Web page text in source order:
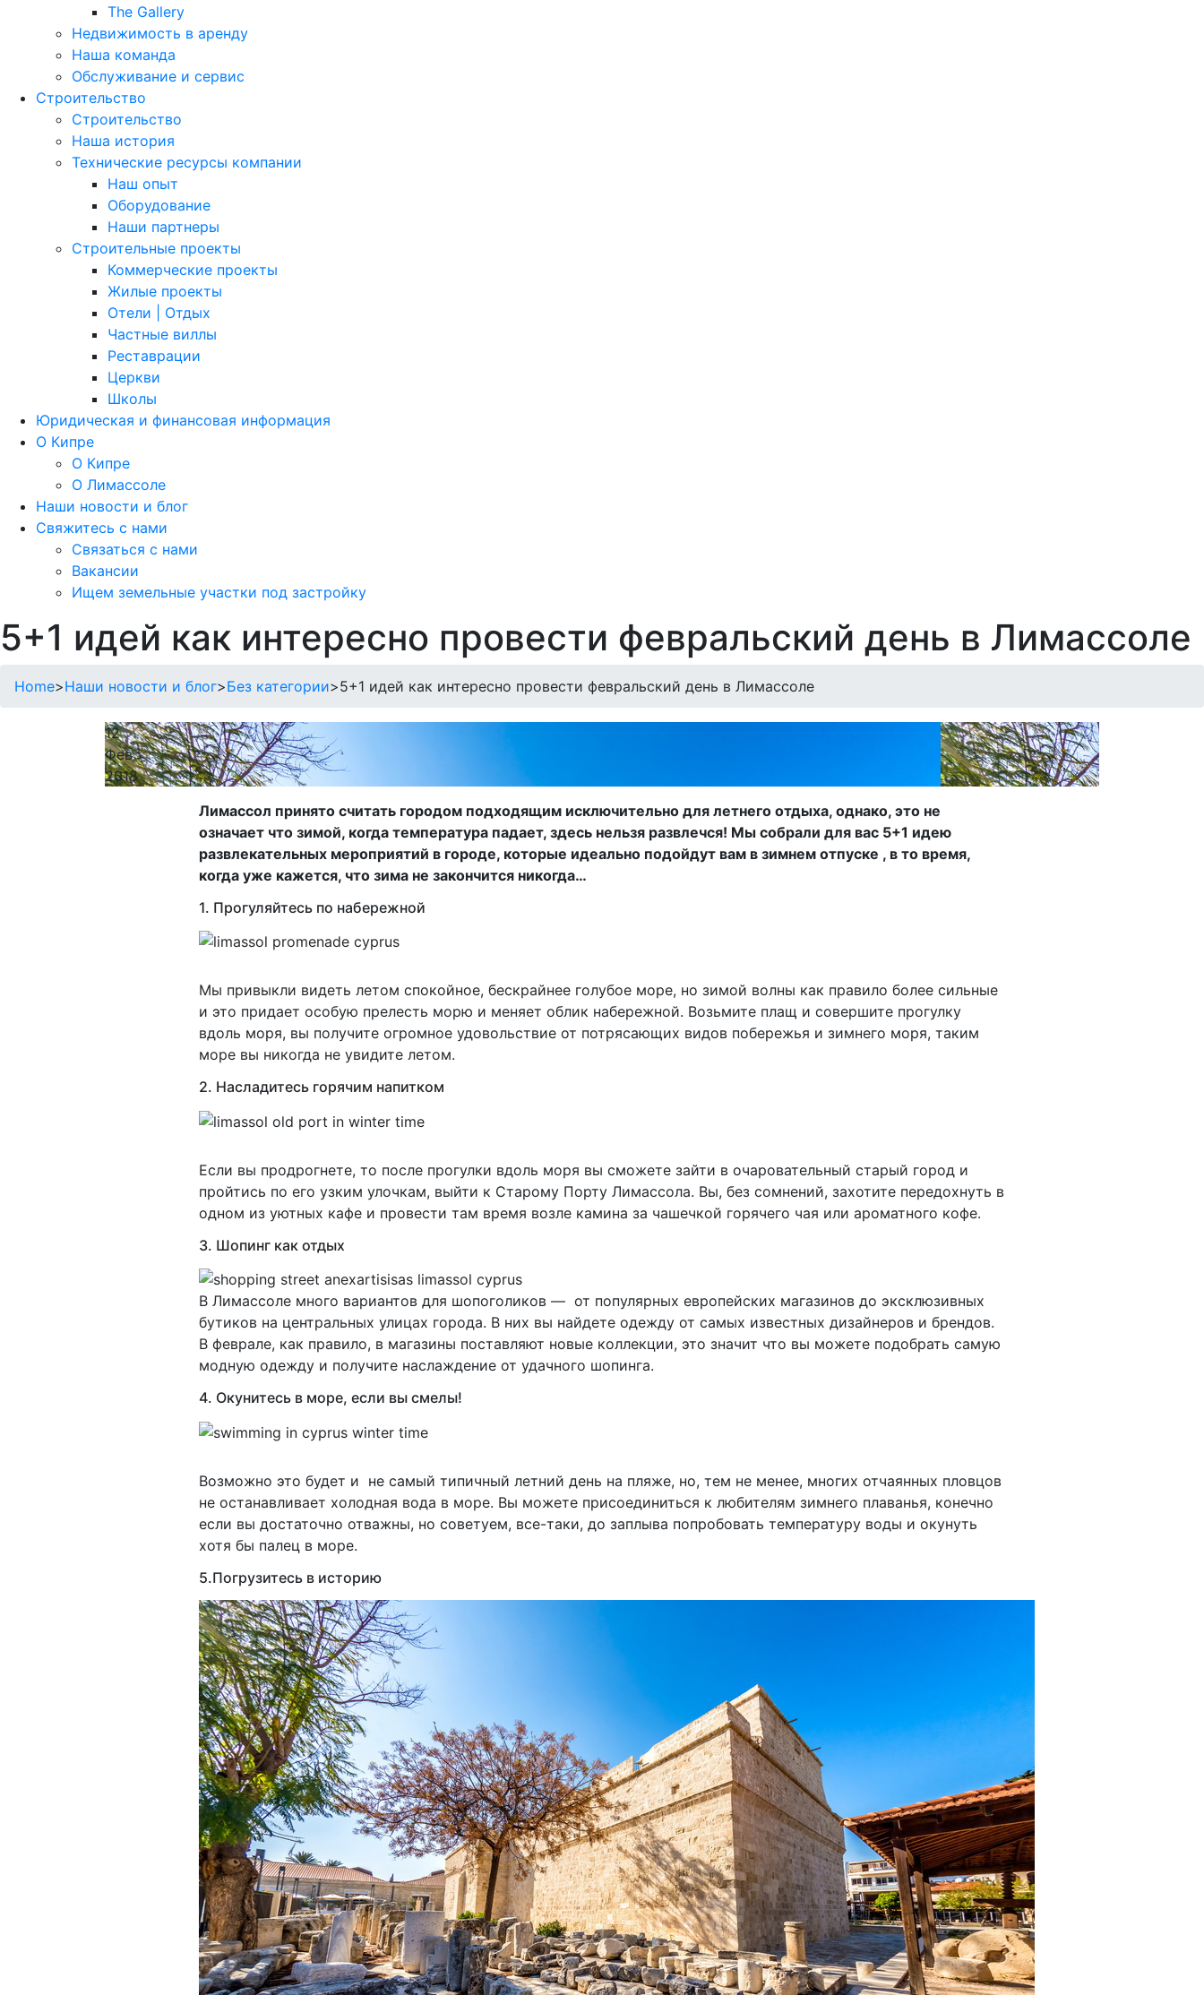
The Gallery
Недвижимость в аренду
Наша команда
Обслуживание и сервис
Строительство
Строительство
Наша история
Технические ресурсы компании
Наш опыт
Оборудование
Наши партнеры
Строительные проекты
Коммерческие проекты
Жилые проекты
Отели | Отдых
Частные виллы
Реставрации
Церкви
Школы
Юридическая и финансовая информация
О Кипре
О Кипре
О Лимассоле
Наши новости и блог
Свяжитесь с нами
Связаться с нами
Вакансии
Ищем земельные участки под застройку
5+1 идей как интересно провести февральский день в Лимассоле
Home>Наши новости и блог>Без категории>5+1 идей как интересно провести февральский день в Лимассоле
12
Фев
2018
Лимассол принято считать городом подходящим исключительно для летнего отдыха, однако, это не
означает что зимой, когда температура падает, здесь нельзя развлечся! Мы собрали для вас 5+1 идею
развлекательных мероприятий в городе, которые идеально подойдут вам в зимнем отпуске , в то время,
когда уже кажется, что зима не закончится никогда…
1. Прогуляйтесь по набережной
Мы привыкли видеть летом спокойное, бескрайнее голубое море, но зимой волны как правило более сильные
и это придает особую прелесть морю и меняет облик набережной. Возьмите плащ и совершите прогулку
вдоль моря, вы получите огромное удовольствие от потрясающих видов побережья и зимнего моря, таким
море вы никогда не увидите летом.
2. Насладитесь горячим напитком
Если вы продрогнете, то после прогулки вдоль моря вы сможете зайти в очаровательный старый город и
пройтись по его узким улочкам, выйти к Старому Порту Лимассола. Вы, без сомнений, захотите передохнуть в
одном из уютных кафе и провести там время возле камина за чашечкой горячего чая или ароматного кофе.
3. Шопинг как отдых
В Лимассоле много вариантов для шопоголиков — от популярных европейских магазинов до эксклюзивных
бутиков на центральных улицах города. В них вы найдете одежду от самых известных дизайнеров и брендов.
В феврале, как правило, в магазины поставляют новые коллекции, это значит что вы можете подобрать самую
модную одежду и получите наслаждение от удачного шопинга.
4. Окунитесь в море, если вы смелы!
Возможно это будет и не самый типичный летний день на пляже, но, тем не менее, многих отчаянных пловцов
не останавливает холодная вода в море. Вы можете присоединиться к любителям зимнего плаванья, конечно
если вы достаточно отважны, но советуем, все-таки, до заплыва попробовать температуру воды и окунуть
хотя бы палец в море.
5.Погрузитесь в историю